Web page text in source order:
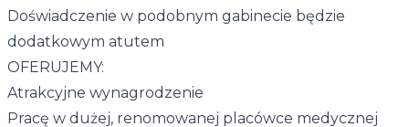
Doświadczenie w podobnym gabinecie będzie
dodatkowym atutem
OFERUJEMY:
Atrakcyjne wynagrodzenie
Pracę w dużej, renomowanej placówce medycznej